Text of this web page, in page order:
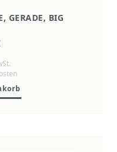
GERADE, BIG